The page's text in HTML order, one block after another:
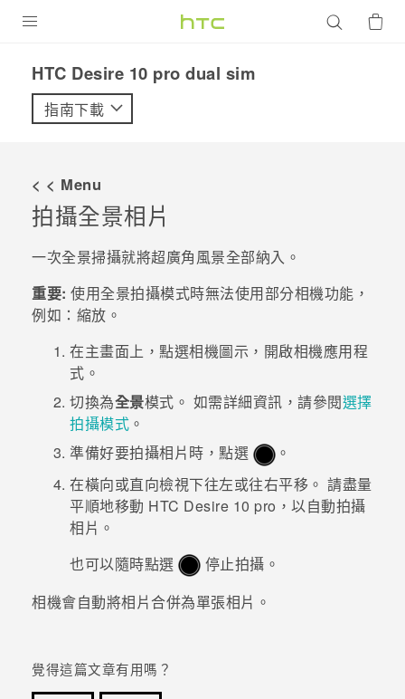
VIVE
配件
優惠專區
焦點訊息
校園專案
銷售門市
銷售通路
VIVELAND
HTC Desire 10 pro dual sim‎
指南下載
< < Menu
拍攝全景相片
一次全景掃攝就將超廣角風景全部納入。
重要: 使用全景拍攝模式時無法使用部分相機功能，
例如：縮放。
在主畫面上，點選相機圖示，開啟相機應用程
式。
切換為全景模式。 如需詳細資訊，請參閱選擇
拍攝模式 。
準備好要拍攝相片時，點選
。
在橫向或直向檢視下往左或往右平移。 請盡量
平順地移動 HTC Desire 10 pro ，以自動拍攝
相片。
也可以隨時點選
停止拍攝。
相機會自動將相片合併為單張相片。
覺得這篇文章有用嗎？